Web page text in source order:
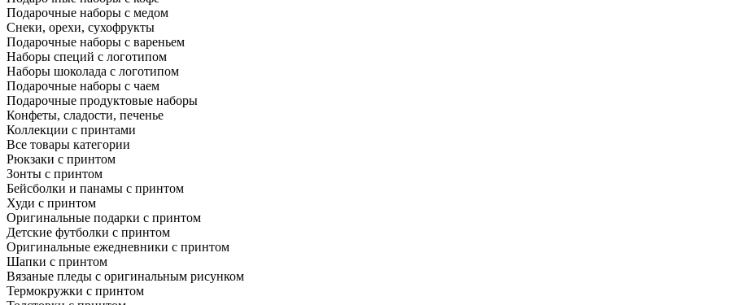
Подарочные наборы с медом
Снеки, орехи, сухофрукты
Подарочные наборы с вареньем
Наборы специй с логотипом
Наборы шоколада с логотипом
Подарочные наборы с чаем
Подарочные продуктовые наборы
Конфеты, сладости, печенье
Коллекции с принтами
Все товары категории
Рюкзаки с принтом
Зонты с принтом
Бейсболки и панамы с принтом
Худи с принтом
Оригинальные подарки с принтом
Детские футболки с принтом
Оригинальные ежедневники с принтом
Шапки с принтом
Вязаные пледы с оригинальным рисунком
Термокружки с принтом